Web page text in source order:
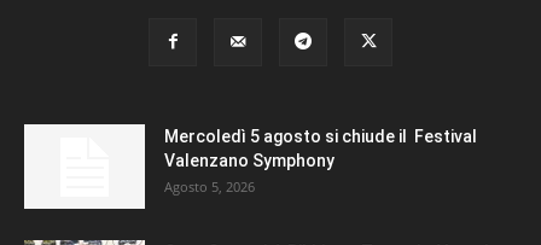
Mercoledì 5 agosto si chiude il Festival
Valenzano Symphony
Agosto 5, 2026